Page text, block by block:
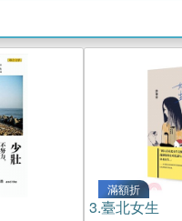
滿額折
3.臺北女生